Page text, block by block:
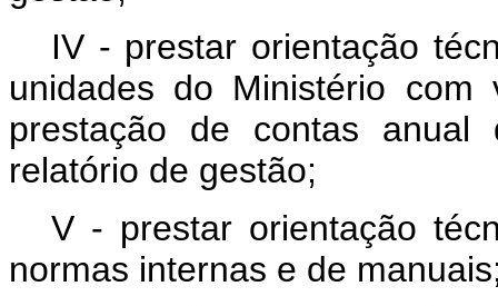
IV - prestar orientação
unidades do Ministério
prestação de contas
relatório de gestão;
V - prestar orientação
normas internas e de